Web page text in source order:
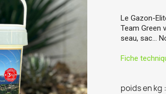
Le Gazon-
Team Green
seau, sac…
Fiche
poids en kg